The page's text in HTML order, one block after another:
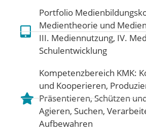
Portfolio
Medientheorie und
III. Mediennutzung, IV.
Schulentwicklung
Kompetenzbereich KMK:
und Kooperieren,
Präsentieren,Schützen
Agieren, Suchen,
Aufbewahren